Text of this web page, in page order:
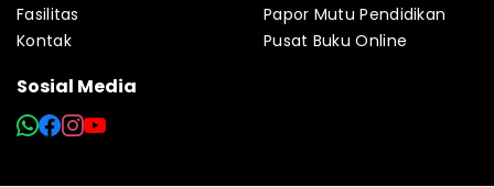
Fasilitas
Kontak
Sosial Media
Papor Mutu Pendidikan
Pusat Buku Online